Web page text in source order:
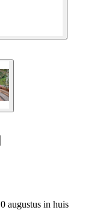
augustus in huis